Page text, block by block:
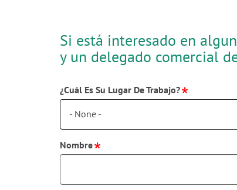
Si está interesado en
y un delegado comercial
¿Cuál Es Su Lugar De Trabajo?
- None -
Nombre